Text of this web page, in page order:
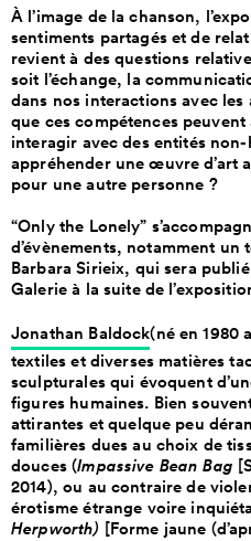
À l’image de la chanson,
sentiments partagés et de
revient à des questions
soit l’échange, la
dans nos interactions avec
que ces compétences
interagir avec des entités
appréhender une œuvre d’art
pour une autre personne ?
“Only the Lonely”
d’évènements, notamment un
Barbara Sirieix, qui sera
Galerie à la suite de
Jonathan Baldock(né en 1980
textiles et diverses matières
sculpturales qui évoquent
figures humaines. Bien
attirantes et quelque peu
familières dues au choix de
douces (Impassive Bean Bag
2014), ou au contraire de
érotisme étrange voire
Herpworth) [Forme jaune